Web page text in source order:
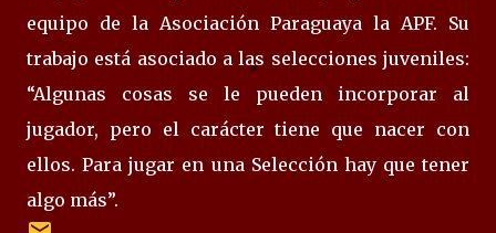
equipo de la Asociación Paraguaya la APF. Su
trabajo está asociado a las selecciones juveniles:
“Algunas cosas se le pueden incorporar al
jugador, pero el carácter tiene que nacer con
ellos. Para jugar en una Selección hay que tener
algo más”.